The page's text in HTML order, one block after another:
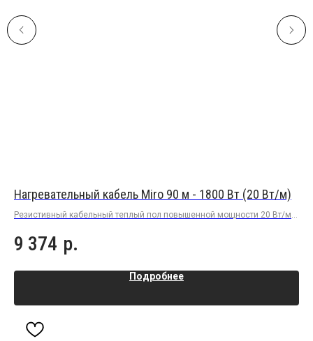
Нагревательный кабель Miro 90 м - 1800 Вт (20 Вт/м)
Резистивный кабельный теплый пол повышенной мощности 20 Вт/м в
9 374 р.
Подробнее